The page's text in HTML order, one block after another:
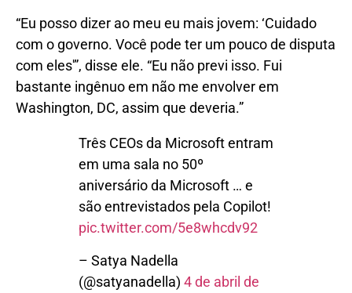
“Eu posso dizer ao meu eu mais jovem: ‘Cuidado
com o governo. Você pode ter um pouco de disputa
com eles'”, disse ele. “Eu não previ isso. Fui
bastante ingênuo em não me envolver em
Washington, DC, assim que deveria.”
Três CEOs da Microsoft entram
em uma sala no 50º
aniversário da Microsoft … e
são entrevistados pela Copilot!
pic.twitter.com/5e8whcdv92
– Satya Nadella
(@satyanadella) 4 de abril de